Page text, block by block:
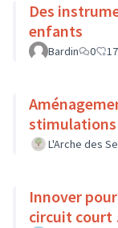
Des
enfants
Bardin 0 17
stimulations
L'Arche des
Innover
circuit court